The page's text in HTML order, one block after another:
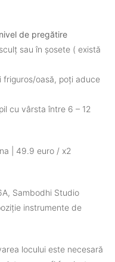
de pregătire
sau în șosete ( există
friguros/oasă, poți aduce
cu vârsta între 6 – 12
| 49.9 euro / x2
Sambodhi Studio
instrumente de
locului este necesară